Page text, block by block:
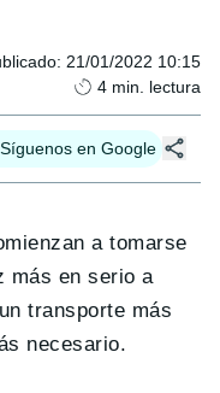
: 21/01/2022 10:15
4 min. lectura
Síguenos en Google
a tomarse
más en serio a
transporte más
necesario.